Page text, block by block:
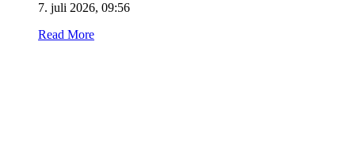
7. juli 2026, 09:56
Read More